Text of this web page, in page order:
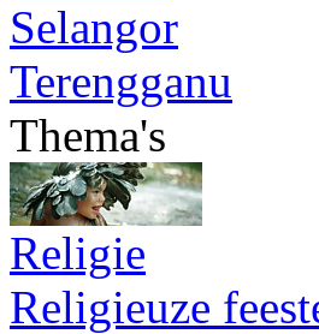
Selangor
Terengganu
Thema's
Religie
Religieuze